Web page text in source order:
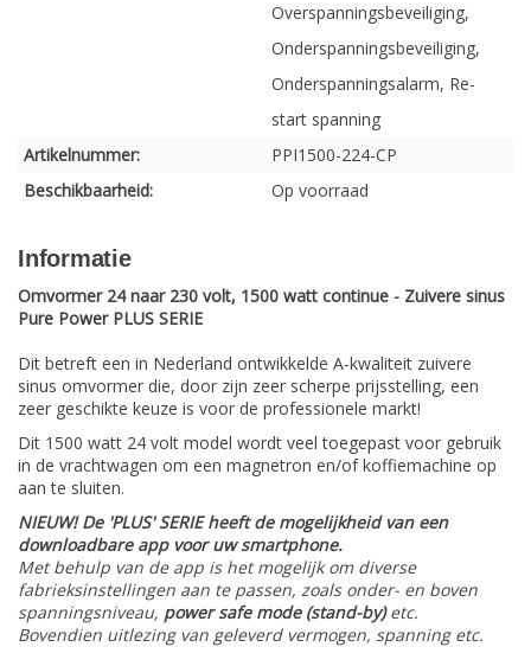
Overspanningsbeveiliging,
Onderspanningsbeveiliging,
Onderspanningsalarm, Re-
start spanning
Artikelnummer:
PPI1500-224-CP
Beschikbaarheid:
Op voorraad
Informatie
Omvormer 24 naar 230 volt, 1500 watt continue - Zuivere sinus
Pure Power PLUS SERIE
Dit betreft een in Nederland ontwikkelde A-kwaliteit zuivere
sinus omvormer die, door zijn zeer scherpe prijsstelling, een
zeer geschikte keuze is voor de professionele markt!
Dit 1500 watt 24 volt model wordt veel toegepast voor gebruik
in de vrachtwagen om een magnetron en/of koffiemachine op
aan te sluiten.
NIEUW! De 'PLUS' SERIE heeft de mogelijkheid van een
downloadbare app voor uw smartphone.
Met behulp van de app is het mogelijk om diverse
fabrieksinstellingen aan te passen, zoals onder- en boven
spanningsniveau, power safe mode (stand-by)etc.
Bovendien uitlezing van geleverd vermogen, spanning etc.